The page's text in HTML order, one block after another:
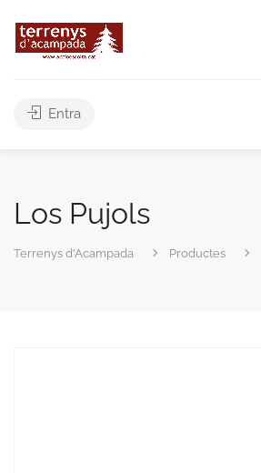
Entra
Los Pujols
Terrenys d'Acampada Productes